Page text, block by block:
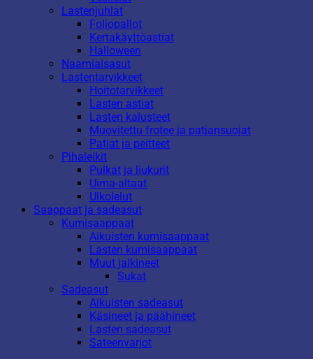
Lastenjuhlat
Foliopallot
Kertakäyttöastiat
Halloween
Naamiaisasut
Lastentarvikkeet
Hoitotarvikkeet
Lasten astiat
Lasten kalusteet
Muovitettu frotee ja patjansuojat
Patjat ja peitteet
Pihaleikit
Pulkat ja liukurit
Uima-altaat
Ulkolelut
Saappaat ja sadeasut
Kumisaappaat
Aikuisten kumisaappaat
Lasten kumisaappaat
Muut jalkineet
Sukat
Sadeasut
Aikuisten sadeasut
Käsineet ja päähineet
Lasten sadeasut
Sateenvarjot